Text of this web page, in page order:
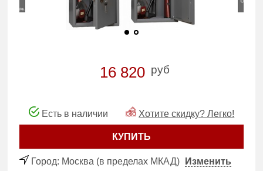
16 820 руб
Есть в наличии Хотите скидку? Легко!
КУПИТЬ
Город: Москва (в пределах МКАД)
Изменить